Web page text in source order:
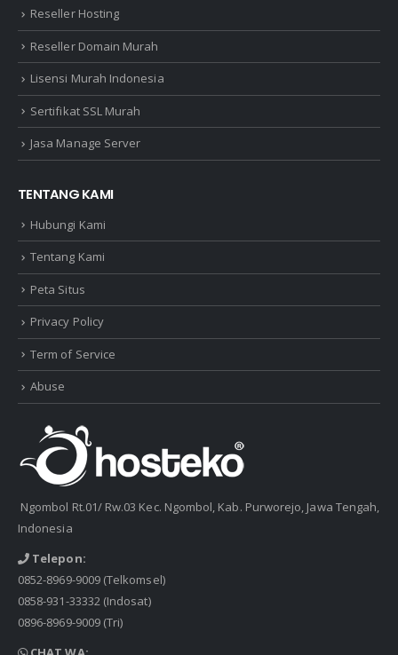
Reseller Hosting
Reseller Domain Murah
Lisensi Murah Indonesia
Sertifikat SSL Murah
Jasa Manage Server
TENTANG KAMI
Hubungi Kami
Tentang Kami
Peta Situs
Privacy Policy
Term of Service
Abuse
Ngombol Rt.01/ Rw.03 Kec. Ngombol, Kab. Purworejo, Jawa Tengah,
Indonesia
Telepon:
0852-8969-9009(Telkomsel)
0858-931-33332(Indosat)
0896-8969-9009(Tri)